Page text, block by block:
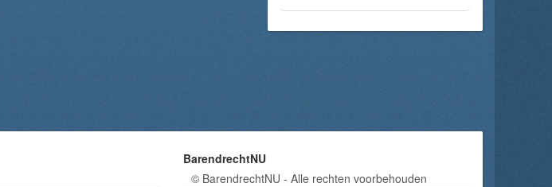
BarendrechtNU
© BarendrechtNU - Alle rechten voorbehouden